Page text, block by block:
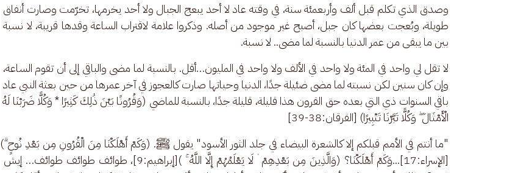
وصدق الذي تكلم قبل ألف وأربعمئة سنة، في وقته عاد لا أحد يبعج الجبال ولا أحد يخرمها، تخرّمت وصارت أنفاق
طويلة، وبُعجت بعضها كان جبل، أصبح غير موجود من أصله. وذكروا علامة لاقتراب الساعة وقدها قريبة، لا نسبة
بين ما يبقى من عمر الدنيا بالنسبة لما مضى.. لا نسبة.
لا تقل لي واحد في المئة ولا واحد في الألف ولا واحد في المليون…أقل. بالنسبة لما مضى والباقي إلى أن تقوم الساعة،
وإن كان سنين لكن نسبته لما مضى ضئيلة جدًا، الدنيا وحياتها صارت كالعجوز في آخر عمرها من حين بعثة النبي عاد
باقي السنوات ذي التي بعده حق القرون هذا قليلة، قليلة جدًا، بالنسبة للماضي (وَقُرُونًا بَيْنَ ذَٰلِكَ كَثِيرًا * وَكُلًّا ضَرَبْنَا لَهُ
الْأَمْثَالَ ۖ وَكُلًّا تَبَّرْنَا تَتْبِيرًا) [الفرقان:38-39]
"ما أنتم في الأمم قبلكم إلا كالشعرة البيضاء في جلد الثور الأسود" يقول ﷺ. (وَكَمْ أَهْلَكْنَا مِنَ الْقُرُونِ مِن بَعْدِ نُوحٍ ۗ)
[الإسراء:17]...وَكَمْ أَهْلَكْنَا؟ (وَالَّذِينَ مِن بَعْدِهِمْ ۛ لَا يَعْلَمُهُمْ إِلَّا اللَّهُ ۚ )[إبراهيم:9]، طوائف طوائف طوائف… إيش